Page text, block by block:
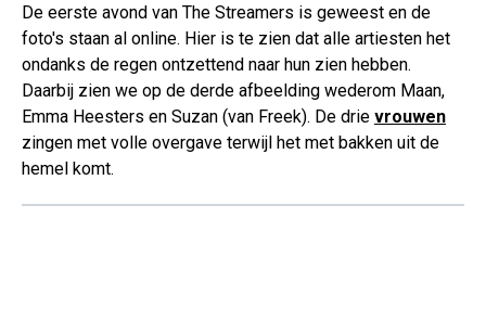
De eerste avond van The Streamers is geweest en de
foto's staan al online. Hier is te zien dat alle artiesten het
ondanks de regen ontzettend naar hun zien hebben.
Daarbij zien we op de derde afbeelding wederom Maan,
Emma Heesters en Suzan (van Freek). De drie vrouwen
zingen met volle overgave terwijl het met bakken uit de
hemel komt.